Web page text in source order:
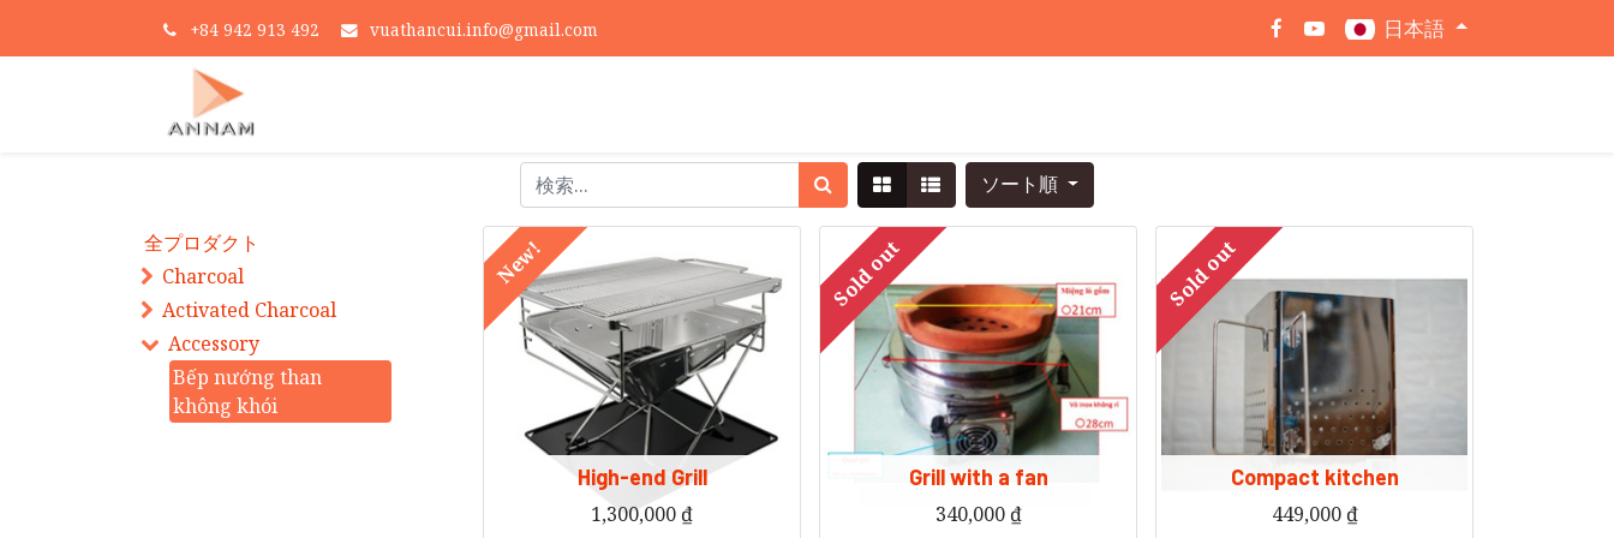
+84 942 913 492 vuathancui.info@gmail.com 日本語
ソート順
全プロダクト
Charcoal
Activated Charcoal
Accessory
Bếp nướng than
không khói
High-end Grill
1,300,000 ₫
New!
Grill with a fan
340,000₫
Sold out
Compact kitchen
449,000₫
Sold out